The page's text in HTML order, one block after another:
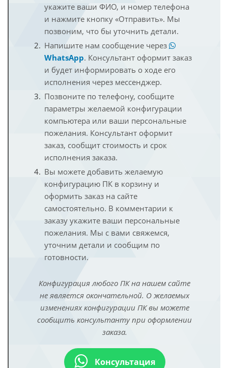
укажите ваши ФИО, и номер телефона
и нажмите кнопку «Отправить». Мы
позвоним, что бы уточнить детали.
Напишите нам сообщение через
WhatsApp. Консультант оформит заказ
и будет информировать о ходе его
исполнения через мессенджер.
Позвоните по телефону, сообщите
параметры желаемой конфигурации
компьютера или ваши персональные
пожелания. Консультант оформит
заказ, сообщит стоимость и срок
исполнения заказа.
Вы можете добавить желаемую
конфигурацию ПК в корзину и
оформить заказ на сайте
самостоятельно. В комментарии к
заказу укажите ваши персональные
пожелания. Мы с вами свяжемся,
уточним детали и сообщим по
готовности.
Конфигурация любого ПК на нашем сайте
не является окончательной. О желаемых
изменениях конфигурации ПК вы можете
сообщить консультанту при оформлении
заказа.
Консультация